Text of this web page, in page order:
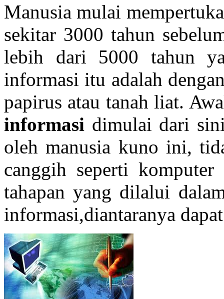
Manusia mulai
sekitar 3000 tahun
lebih dari 5000 tahun
informasi itu adalah
papirus atau tanah liat.
informasi dimulai dari
oleh manusia kuno ini,
canggih seperti
tahapan yang dilalui
informasi,diantaranya